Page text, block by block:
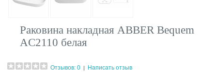
Раковина накладная ABBER Bequem
AC2110 белая
Отзывов: 0
Написать отзыв